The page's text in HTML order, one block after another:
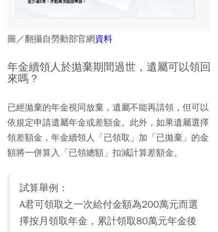
圖／翻攝自勞動部官網資料
年金續領人於拋棄期間過世，遺屬可以領回
來嗎？
已經拋棄的年金視同放棄，遺屬不能再請領，但可以
依規定申請遺屬年金或差額金。此外，如果遺屬選擇
領差額金，年金續領人「已領取」加「已拋棄」的金
額將一併算入「已領總額」扣減計算差額金。
試算舉例：
A君可領取之一次給付金額為200萬元而選
擇按月領取年金，累計領取80萬元年金後